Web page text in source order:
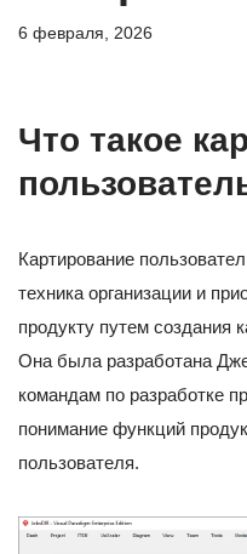
6 февраля, 2026
Что такое
Картирование
техника организации и
продукту путем создания
Она была разработана
командам по разработке
понимание функций
пользователя.